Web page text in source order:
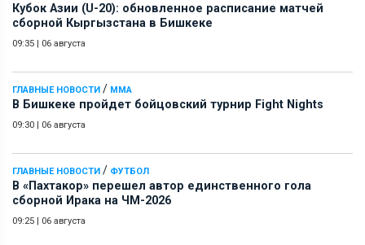
Кубок Азии (U-20): обновленное расписание матчей
сборной Кыргызстана в Бишкеке
09:35 | 06 августа
ГЛАВНЫЕ НОВОСТИ / ММА
В Бишкеке пройдет бойцовский турнир Fight Nights
09:30 | 06 августа
ГЛАВНЫЕ НОВОСТИ / ФУТБОЛ
В «Пахтакор» перешел автор единственного гола
сборной Ирака на ЧМ-2026
09:25 | 06 августа